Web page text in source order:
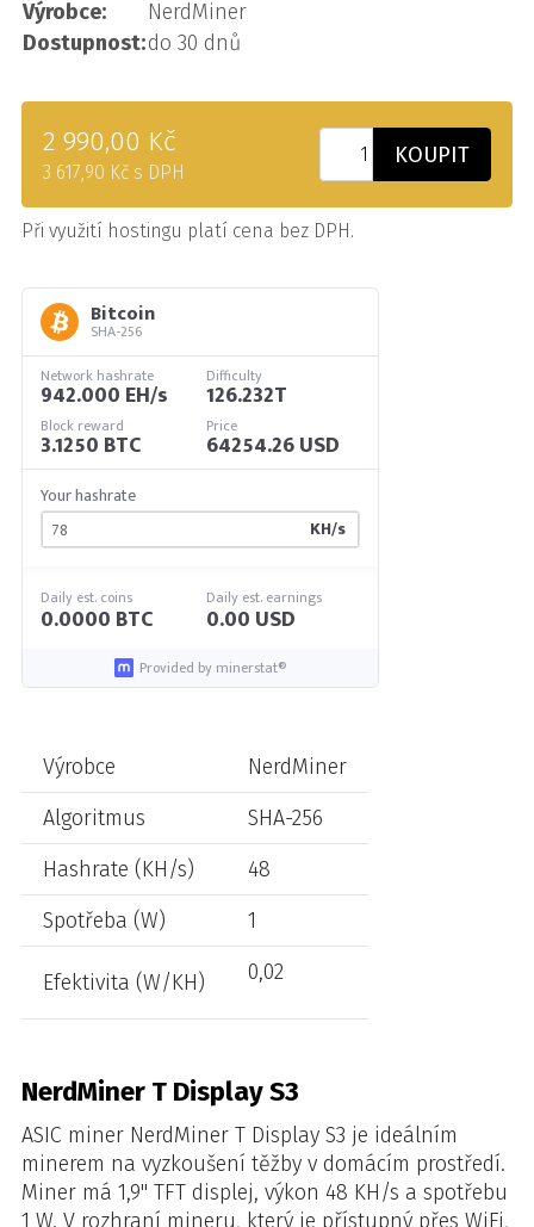
Výrobce:
NerdMiner
Dostupnost:do 30 dnů
2 990,00 Kč
3 617,90 Kč s DPH
KOUPIT
Při využití hostingu platí cena bez DPH.
Bitcoin
SHA-256
Network hashrate
942.000 EH/s
Difficulty
126.232T
Block reward
3.1250 BTC
Price
64254.26 USD
Your hashrate
KH/s
Daily est. coins
0.0000 BTC
Daily est. earnings
0.00 USD
Provided by minerstat®
Výrobce
NerdMiner
Algoritmus
SHA-256
Hashrate (KH/s)
48
Spotřeba (W)
1
Efektivita (W/KH) 0,02
NerdMiner T Display S3
ASIC miner NerdMiner T Display S3 je ideálním
minerem na vyzkoušení těžby v domácím prostředí.
Miner má 1,9'' TFT displej, výkon 48 KH/s a spotřebu
1 W. V rozhraní mineru, který je přístupný přes WiFi,